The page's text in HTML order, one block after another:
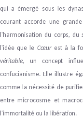
qui a émergé sous les
courant accorde une
l'harmonisation du corps, du
l'idée que le Cœurest à la
véritable, un concept
confucianisme. Elle illustre
comme la nécessité de
entre microcosme et
l'immortalité ou la libération.